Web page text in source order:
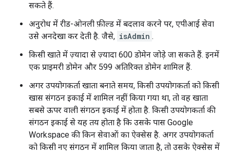
सकते हैं.
अनुरोध में रीड-ओनली फ़ील्ड में बदलाव करने पर, एपीआई सेवा
उसे अनदेखा कर देती है. जैसे, isAdmin .
किसी खाते में ज़्यादा से ज़्यादा 600 डोमेन जोड़े जा सकते हैं. इनमें
एक प्राइमरी डोमेन और 599 अतिरिक्त डोमेन शामिल हैं.
अगर उपयोगकर्ता खाता बनाते समय, किसी उपयोगकर्ता को किसी
खास संगठन इकाई में शामिल नहीं किया गया था, तो वह खाता
सबसे ऊपर वाली संगठन इकाई में होता है. किसी उपयोगकर्ता की
संगठन इकाई से यह तय होता है कि उसके पास Google
Workspace की किन सेवाओं का ऐक्सेस है. अगर उपयोगकर्ता
को किसी नए संगठन में शामिल किया जाता है, तो उसके ऐक्सेस में